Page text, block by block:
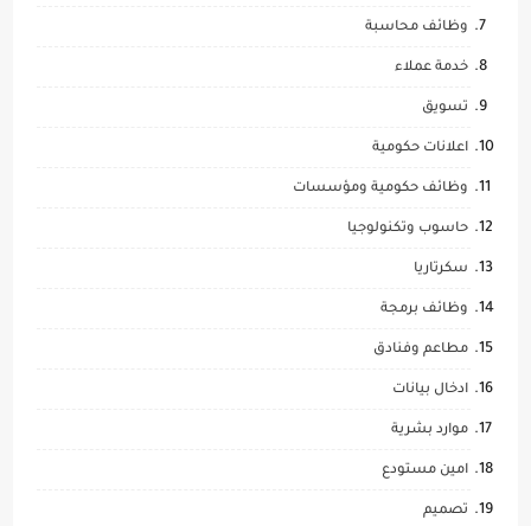
وظائف محاسبة
خدمة عملاء
تسويق
اعلانات حكومية
وظائف حكومية ومؤسسات
حاسوب وتكنولوجيا
سكرتاريا
وظائف برمجة
مطاعم وفنادق
ادخال بيانات
موارد بشرية
امين مستودع
تصميم